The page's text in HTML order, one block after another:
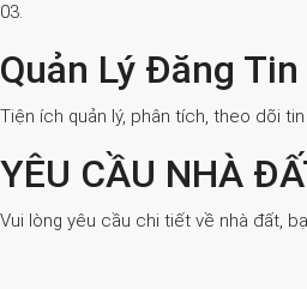
03.
Quản Lý Đăng Tin
Tiện ích quản lý, phân tích, theo dõi
YÊU CẦU NHÀ
Vui lòng yêu cầu chi tiết về nhà đất,